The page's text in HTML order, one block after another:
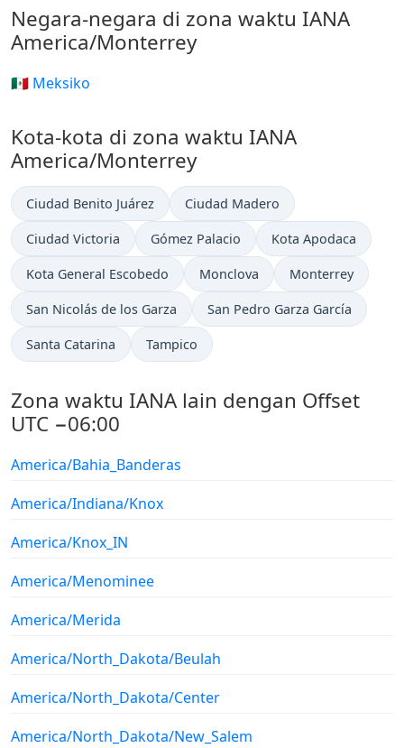
Negara-negara di zona waktu IANA
America/Monterrey
🇲🇽 Meksiko
Kota-kota di zona waktu IANA
America/Monterrey
Ciudad Benito Juárez Ciudad Madero
Ciudad Victoria Gómez Palacio Kota Apodaca
Kota General Escobedo Monclova Monterrey
San Nicolás de los Garza San Pedro Garza García
Santa Catarina Tampico
Zona waktu IANA lain dengan Offset
UTC −06:00
America/Bahia_Banderas
America/Indiana/Knox
America/Knox_IN
America/Menominee
America/Merida
America/North_Dakota/Beulah
America/North_Dakota/Center
America/North_Dakota/New_Salem